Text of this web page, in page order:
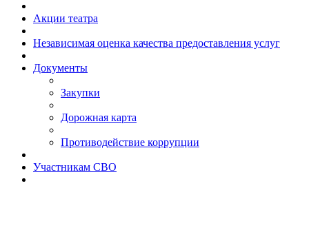
Акции театра
Независимая оценка качества предоставления услуг
Документы
Закупки
Дорожная карта
Противодействие коррупции
Участникам СВО